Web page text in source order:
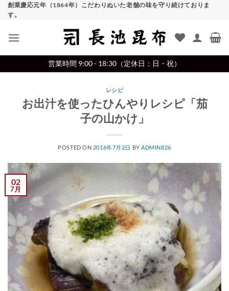
Skip創業慶応元年（1864年）こだわりぬいた老舗の味を守り続けておりま
す。
営業時間 9:00 - 18:30（定休日：日・祝）
レシピ
お出汁を使ったひんやりレシピ「茄
子の山かけ」
POSTED ON 2016年7月2日 BY ADMIN826
02
7月